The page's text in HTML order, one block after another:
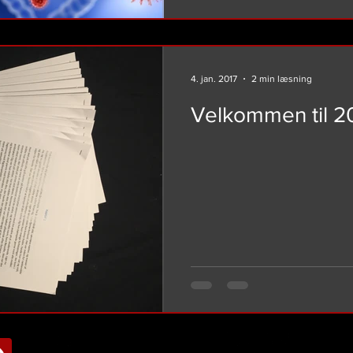
Velkommen til
4. jan. 2017 2 min læsning